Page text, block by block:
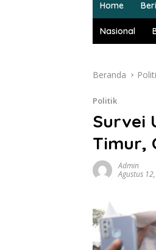
Home
Nasional
Beranda
Politik
Survei
Timur,
Admin
Agustus